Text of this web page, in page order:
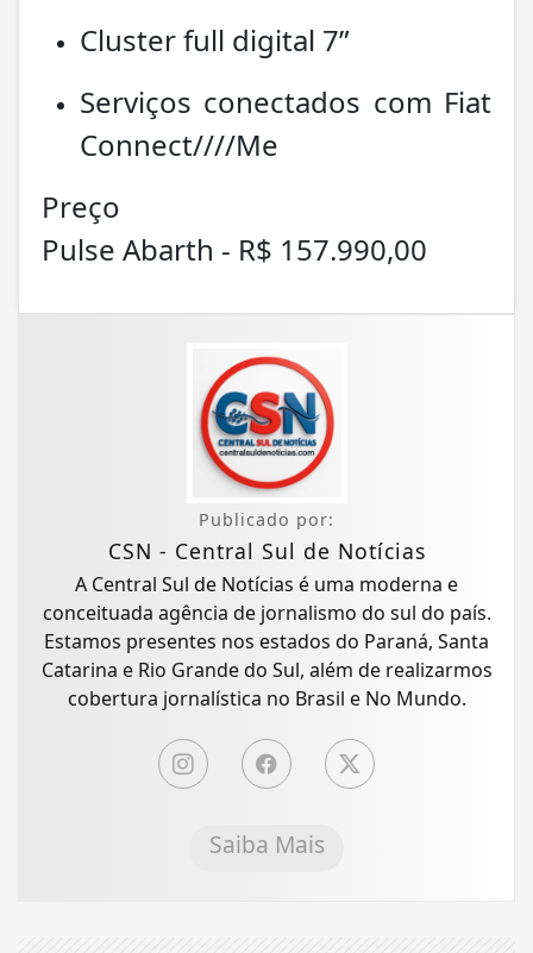
Cluster full digital 7”
Serviços conectados com Fiat
Connect////Me
Preço
Pulse Abarth - R$ 157.990,00
Publicado por:
CSN - Central Sul de Notícias
A Central Sul de Notícias é uma moderna e
conceituada agência de jornalismo do sul do país.
Estamos presentes nos estados do Paraná, Santa
Catarina e Rio Grande do Sul, além de realizarmos
cobertura jornalística no Brasil e No Mundo.
Saiba Mais